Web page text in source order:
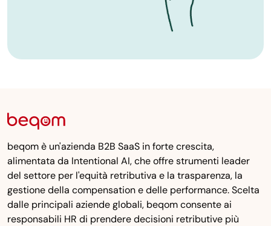
beqom è un'azienda B2B SaaS in forte crescita,
alimentata da Intentional AI, che offre strumenti leader
del settore per l'equità retributiva e la trasparenza, la
gestione della compensation e delle performance. Scelta
dalle principali aziende globali, beqom consente ai
responsabili HR di prendere decisioni retributive più